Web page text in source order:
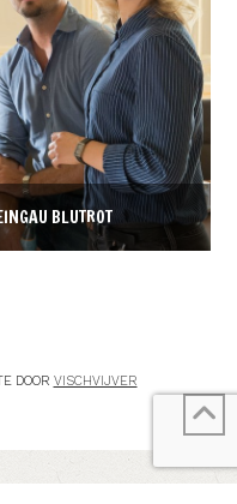
BLUTROT
DOOR VISCHVIJVER